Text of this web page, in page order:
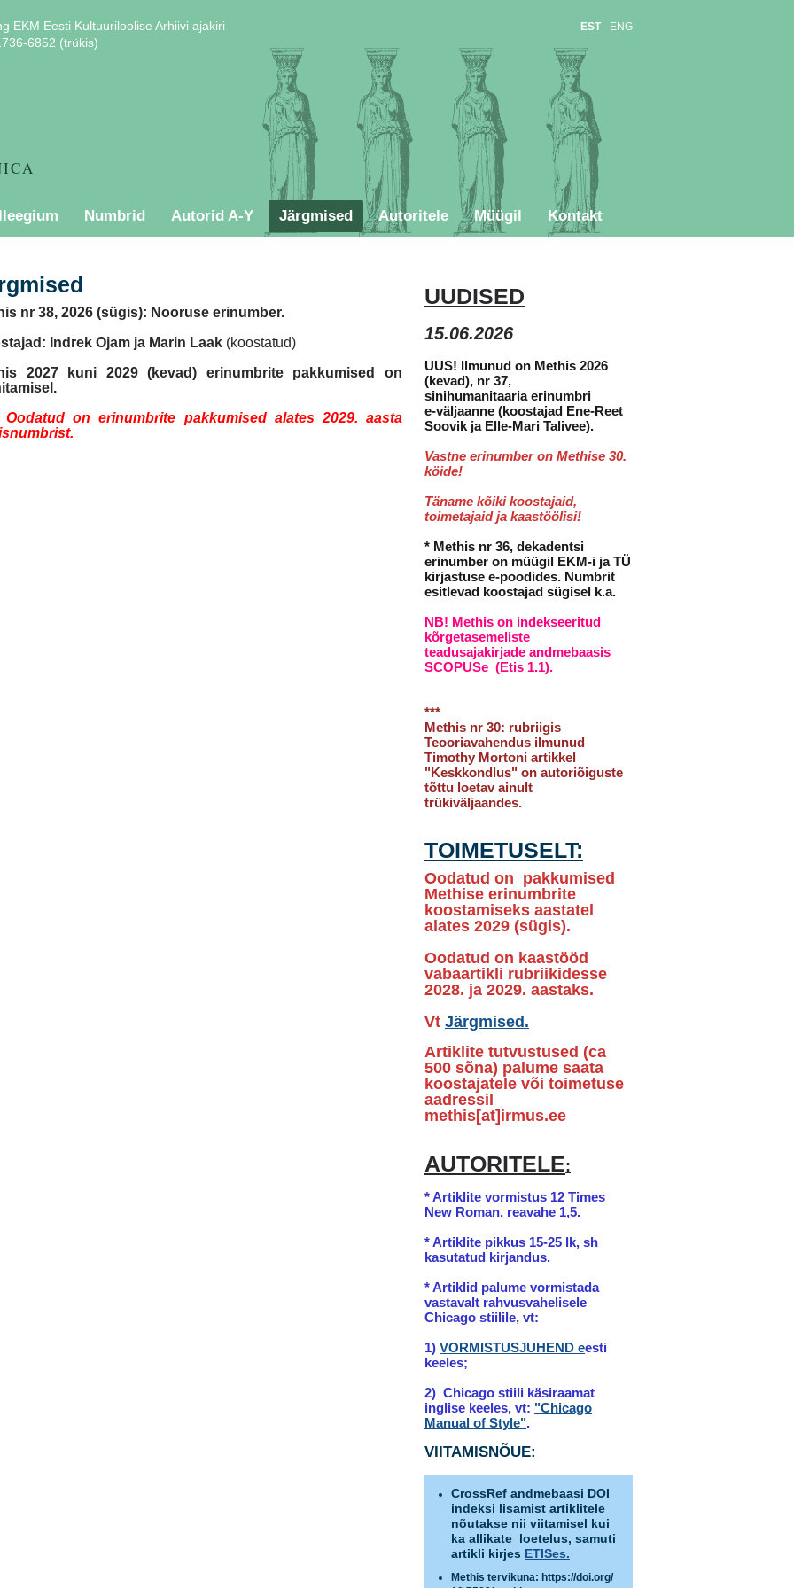
EST ENG
EKM Eesti Kultuuriloolise Arhiivi ajakiri
6852 (trükis)
Numbrid Autorid A-Y Järgmised Autoritele Müügil Kontakt
nr 38, 2026 (sügis): Nooruse erinumber.
Indrek Ojam ja Marin Laak (koostatud)
2027 kuni 2029 (kevad) erinumbrite pakkumised on
Oodatud on erinumbrite pakkumised alates 2029. aasta
UUDISED
15.06.2026
UUS! Ilmunud on Methis 2026
(kevad), nr 37,
sinihumanitaaria erinumbri
e-väljaanne (koostajad Ene-Reet
Soovik ja Elle-Mari Talivee).
Vastne erinumber on Methise 30.
köide!
Täname kõiki koostajaid,
toimetajaid ja kaastöölisi!
* Methis nr 36, dekadentsi
erinumber on müügil EKM-i ja TÜ
kirjastuse e-poodides. Numbrit
esitlevad koostajad sügisel k.a.
NB! Methis on indekseeritud
kõrgetasemeliste
teadusajakirjade andmebaasis
SCOPUSe (Etis 1.1).
***
Methis nr 30: rubriigis
Teooriavahendus ilmunud
Timothy Mortoni artikkel
"Keskkondlus" on autoriõiguste
tõttu loetav ainult
trükiväljaandes.
TOIMETUSELT:
Oodatud on pakkumised
Methise erinumbrite
koostamiseks aastatel
alates 2029 (sügis).
Oodatud on kaastööd
vabaartikli rubriikidesse
2028. ja 2029. aastaks.
Vt Järgmised.
Artiklite tutvustused (ca
500 sõna) palume saata
koostajatele või toimetuse
aadressil
methis[at]irmus.ee
AUTORITELE:
* Artiklite vormistus 12 Times
New Roman, reavahe 1,5.
* Artiklite pikkus 15-25 lk, sh
kasutatud kirjandus.
* Artiklid palume vormistada
vastavalt rahvusvahelisele
Chicago stiilile, vt:
1) VORMISTUSJUHEND eesti
keeles;
2) Chicago stiili käsiraamat
inglise keeles, vt: "Chicago
Manual of Style".
VIITAMISNÕUE:
CrossRef andmebaasi DOI
indeksi lisamist artiklitele
nõutakse nii viitamisel kui
ka allikate loetelus, samuti
artikli kirjes ETISes.
Methis tervikuna: https://doi.org/